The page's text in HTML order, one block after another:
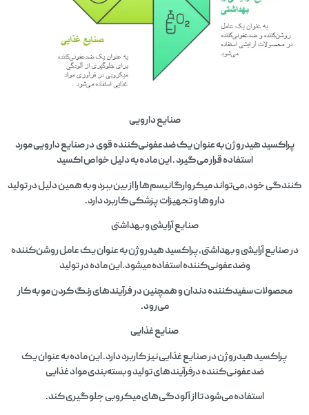
صنایع دارویی
پراکسید هیدروژن به عنوان یک ضدعفونی‌کننده قوی در صنایع دارویی مورد
استفاده قرار می‌گیرد . این ماده به دلیل خواص اکسید
کنندگی خود، می‌تواند میکروارگانیسم‌ها را از بین ببرد و به همین دلیل در تولید
داروها و تجهیزات پزشکی کاربرد دارد.
صنایع آرایشی و بهداشتی
در صنایع آرایشی و بهداشتی،پراکسید هیدروژن به عنوان یک عامل روشن‌کننده
وضدعفونی‌کننده استفاده میشود.این ماده در تولید
محصولات سفیدکننده دندان و همچنین در فرآیندهای رنگ کردن مو به کار
می‌رود.
صنایع غذایی
پراکسید هیدروژن در صنایع غذایی نیز کاربرد دارد. این ماده به عنوان یک
ضدعفونی‌کننده درفرآیندهای تولید و بسته‌بندی مواد غذایی
استفاده می‌شود تا از آلودگی‌های میکروبی جلوگیری کند.